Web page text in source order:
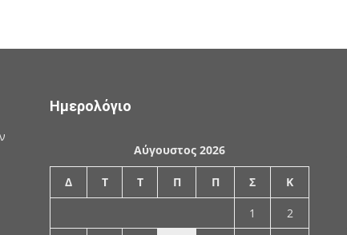
Ημερολόγιο
Αύγουστος 2026
Δ Τ Τ Π Π Σ Κ
1
2